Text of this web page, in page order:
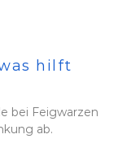
hilft
bei Feigwarzen
ab.